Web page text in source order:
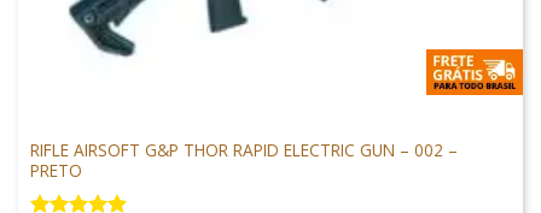
RIFLE AIRSOFT G&P THOR RAPID ELECTRIC GUN – 002 –
PRETO